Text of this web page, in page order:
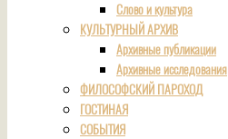
Слово и культура
КУЛЬТУРНЫЙ АРХИВ
Архивные публикации
Архивные исследования
ФИЛОСОФСКИЙ ПАРОХОД
ГОСТИНАЯ
СОБЫТИЯ